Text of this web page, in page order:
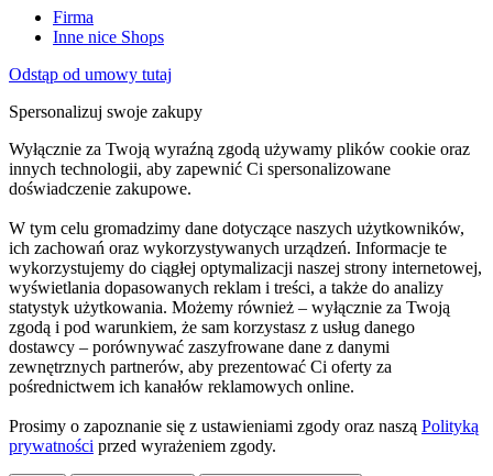
Firma
Inne nice Shops
Odstąp od umowy tutaj
Spersonalizuj swoje zakupy
Wyłącznie za Twoją wyraźną zgodą używamy plików cookie oraz
innych technologii, aby zapewnić Ci spersonalizowane
doświadczenie zakupowe.
W tym celu gromadzimy dane dotyczące naszych użytkowników,
ich zachowań oraz wykorzystywanych urządzeń. Informacje te
wykorzystujemy do ciągłej optymalizacji naszej strony internetowej,
wyświetlania dopasowanych reklam i treści, a także do analizy
statystyk użytkowania. Możemy również – wyłącznie za Twoją
zgodą i pod warunkiem, że sam korzystasz z usług danego
dostawcy – porównywać zaszyfrowane dane z danymi
zewnętrznych partnerów, aby prezentować Ci oferty za
pośrednictwem ich kanałów reklamowych online.
Prosimy o zapoznanie się z ustawieniami zgody oraz naszą Polityką
prywatności przed wyrażeniem zgody.